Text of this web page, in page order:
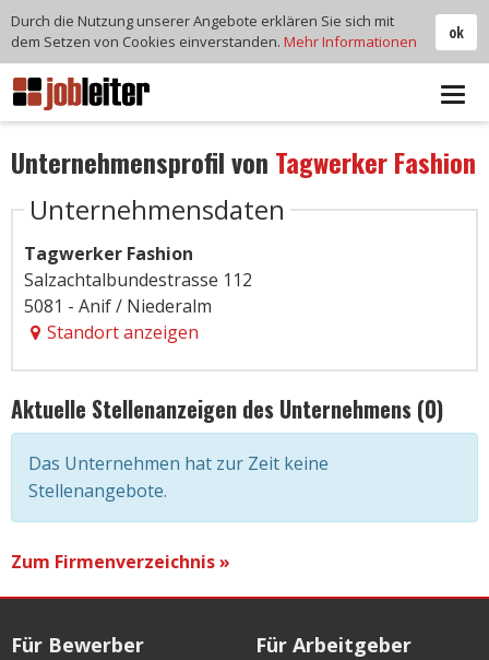
Unternehmensprofil von Tagwerker Fashion
Unternehmensdaten
Tagwerker Fashion
Salzachtalbundestrasse 112
5081 - Anif / Niederalm
Standort anzeigen
Aktuelle Stellenanzeigen des Unternehmens (0)
Das Unternehmen hat zur Zeit keine
Stellenangebote.
Zum Firmenverzeichnis »
Für Bewerber Für Arbeitgeber
ok
Durch die Nutzung unserer Angebote erklären Sie sich mit
dem Setzen von Cookies einverstanden. Mehr Informationen